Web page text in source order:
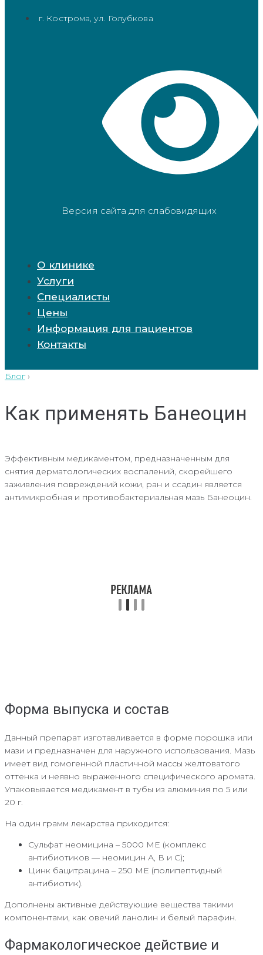
г. Кострома, ул. Голубкова
Версия сайта для слабовидящих
О клинике
Услуги
Специалисты
Цены
Информация для пациентов
Контакты
Блог ›
Как применять Банеоцин
Эффективным медикаментом, предназначенным для
снятия дерматологических воспалений, скорейшего
заживления повреждений кожи, ран и ссадин является
антимикробная и противобактериальная мазь Банеоцин.
Форма выпуска и состав
Данный препарат изготавливается в форме порошка или
мази и предназначен для наружного использования. Мазь
имеет вид гомогенной пластичной массы желтоватого
оттенка и неявно выраженного специфического аромата.
Упаковывается медикамент в тубы из алюминия по 5 или
20 г.
На один грамм лекарства приходится:
Сульфат неомицина – 5000 МЕ (комплекс
антибиотиков — неомицин А, В и С);
Цинк бацитрацина – 250 МЕ (полипептидный
антибиотик).
Дополнены активные действующие вещества такими
компонентами, как овечий ланолин и белый парафин.
Фармакологическое действие и